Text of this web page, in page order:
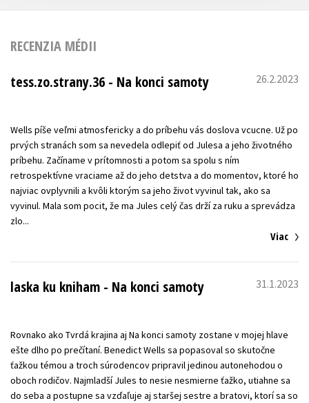
RECENZIA MÉDII
tess.zo.strany.36 - Na konci samoty
26.2.2023
Wells píše veľmi atmosfericky a do príbehu vás doslova vcucne. Už po
prvých stranách som sa nevedela odlepiť od Julesa a jeho životného
príbehu. Začíname v prítomnosti a potom sa spolu s ním
retrospektívne vraciame až do jeho detstva a do momentov, ktoré ho
najviac ovplyvnili a kvôli ktorým sa jeho život vyvinul tak, ako sa
vyvinul. Mala som pocit, že ma Jules celý čas drží za ruku a sprevádza
Viac
laska ku kniham - Na konci samoty 31.1.2023
Rovnako ako Tvrdá krajina aj Na konci samoty zostane v mojej hlave
ešte dlho po prečítaní. Benedict Wells sa popasoval so skutočne
ťažkou témou a troch súrodencov pripravil jedinou autonehodou o
oboch rodičov. Najmladší Jules to nesie nesmierne ťažko, utiahne sa
do seba a postupne sa vzďaľuje aj staršej sestre a bratovi, ktorí sa so